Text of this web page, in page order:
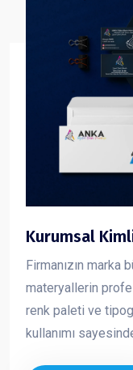
Kurumsal
Firmanızın marka
materyallerin
renk paleti ve
kullanımı